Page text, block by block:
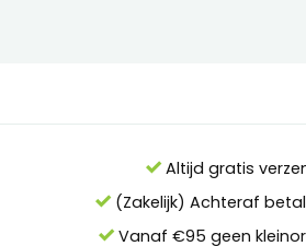
Altijd gratis
(Zakelijk) Achteraf
Vanaf €95 geen